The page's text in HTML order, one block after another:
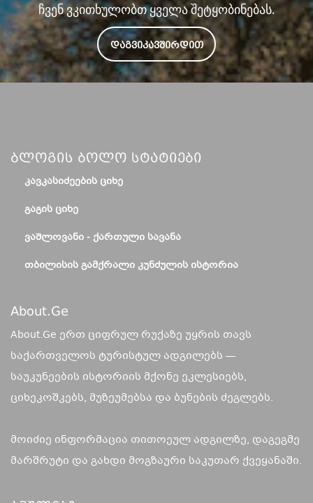
ჩვენ ვკითხულობთ ყველა შეტყობინებას.
ᲓᲐᲒᲕᲘᲙᲐᲕᲨᲘᲠᲓᲘᲗ
Ბლოგის Ბოლო Სტატიები
ᲙᲐᲕᲙᲐᲡᲘᲫᲔᲔᲑᲘᲡ ᲪᲘᲮᲔ
ᲒᲐᲒᲘᲡ ᲪᲘᲮᲔ
ᲕᲐᲨᲚᲝᲕᲐᲜᲘ - ᲥᲐᲠᲗᲣᲚᲘ ᲡᲐᲕᲐᲜᲐ
ᲗᲑᲘᲚᲘᲡᲘᲡ ᲒᲐᲛᲥᲠᲐᲚᲘ ᲙᲣᲜᲫᲣᲚᲘᲡ ᲘᲡᲢᲝᲠᲘᲐ
About.ge
About.Ge ერთ ციფრულ რუქაზე უყრის თავს
საქართველოს ტურისტულ ადგილებს —
საუკუნეების ისტორიის მქონე ეკლესიებს,
ციხეკოშკებს, მუზეუმებსა და ბუნების ძეგლებს.
მოიძიე ინფორმაცია თითოეულ ადგილზე, დაგეგმე
მარშრუტი და გახდი მოგზაური საკუთარ ქვეყანაში.